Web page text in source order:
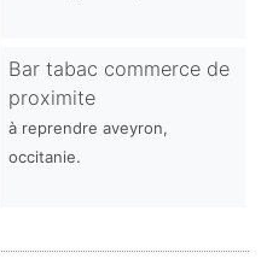
Bar tabac commerce de
proximite
à reprendre aveyron,
occitanie.